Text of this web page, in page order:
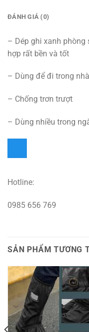
ĐÁNH GIÁ (0)
– Dép ghi xanh phòng
hợp rất bền và tốt
– Dùng để đi trong
– Chống trơn trượt
– Dùng nhiều trong
Hotline:
0985 656 769
SẢN PHẨM TƯƠNG